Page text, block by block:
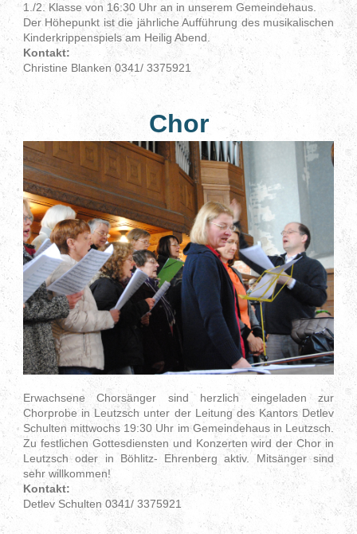
1./2. Klasse von 16:30 Uhr an in unserem Gemeindehaus.
Der Höhepunkt ist die jährliche Aufführung des musikalischen
Kinderkrippenspiels am Heilig Abend.
Kontakt:
Christine Blanken 0341/ 3375921
Chor
Erwachsene Chorsänger sind herzlich eingeladen zur
Chorprobe in Leutzsch unter der Leitung des Kantors Detlev
Schulten mittwochs 19:30 Uhr im Gemeindehaus in Leutzsch.
Zu festlichen Gottesdiensten und Konzerten wird der Chor in
Leutzsch oder in Böhlitz- Ehrenberg aktiv. Mitsänger sind
sehr willkommen!
Kontakt:
Detlev Schulten 0341/ 3375921